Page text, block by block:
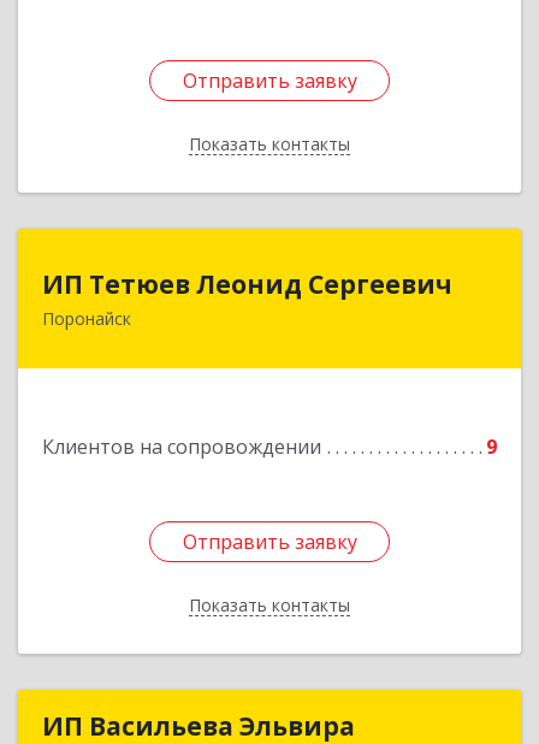
Отправить заявку
Показать контакты
Отправить заявку
Назад
ИП Тетюев Леонид Сергеевич
Поронайск
Клиентов на сопровождении 9
Отправить заявку
Показать контакты
694242, Сахалинская обл, Поронайск г, Фрунзе
Отправить заявку
Назад
ИП Васильева Эльвира
ИП Васильева Эльвира